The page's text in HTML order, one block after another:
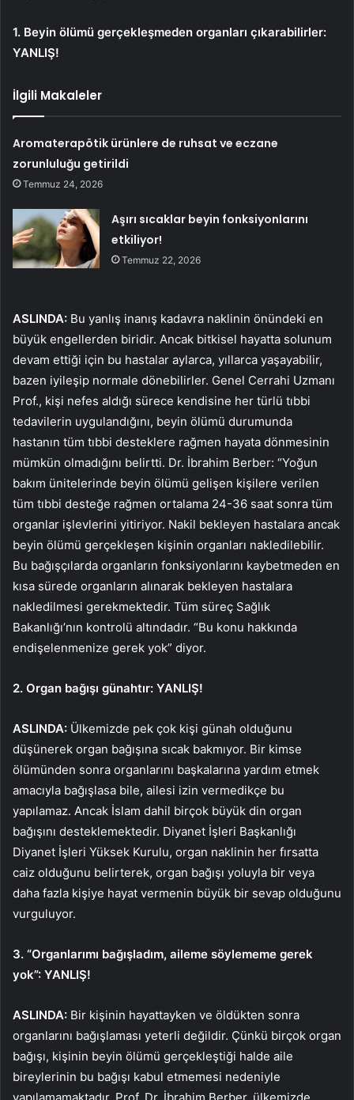
1. Beyin ölümü gerçekleşmeden organları çıkarabilirler:
YANLIŞ!
İlgili Makaleler
Aromaterapötik ürünlere de ruhsat ve eczane
zorunluluğu getirildi
Temmuz 24, 2026
Aşırı sıcaklar beyin fonksiyonlarını
etkiliyor!
Temmuz 22, 2026
ASLINDA: Bu yanlış inanış kadavra naklinin önündeki en
büyük engellerden biridir. Ancak bitkisel hayatta solunum
devam ettiği için bu hastalar aylarca, yıllarca yaşayabilir,
bazen iyileşip normale dönebilirler. Genel Cerrahi Uzmanı
Prof., kişi nefes aldığı sürece kendisine her türlü tıbbi
tedavilerin uygulandığını, beyin ölümü durumunda
hastanın tüm tıbbi desteklere rağmen hayata dönmesinin
mümkün olmadığını belirtti. Dr. İbrahim Berber: “Yoğun
bakım ünitelerinde beyin ölümü gelişen kişilere verilen
tüm tıbbi desteğe rağmen ortalama 24-36 saat sonra tüm
organlar işlevlerini yitiriyor. Nakil bekleyen hastalara ancak
beyin ölümü gerçekleşen kişinin organları nakledilebilir.
Bu bağışçılarda organların fonksiyonlarını kaybetmeden en
kısa sürede organların alınarak bekleyen hastalara
nakledilmesi gerekmektedir. Tüm süreç Sağlık
Bakanlığı’nın kontrolü altındadır. “Bu konu hakkında
endişelenmenize gerek yok” diyor.
2. Organ bağışı günahtır: YANLIŞ!
ASLINDA: Ülkemizde pek çok kişi günah olduğunu
düşünerek organ bağışına sıcak bakmıyor. Bir kimse
ölümünden sonra organlarını başkalarına yardım etmek
amacıyla bağışlasa bile, ailesi izin vermedikçe bu
yapılamaz. Ancak İslam dahil birçok büyük din organ
bağışını desteklemektedir. Diyanet İşleri Başkanlığı
Diyanet İşleri Yüksek Kurulu, organ naklinin her fırsatta
caiz olduğunu belirterek, organ bağışı yoluyla bir veya
daha fazla kişiye hayat vermenin büyük bir sevap olduğunu
vurguluyor.
3. “Organlarımı bağışladım, aileme söylememe gerek
yok”: YANLIŞ!
ASLINDA: Bir kişinin hayattayken ve öldükten sonra
organlarını bağışlaması yeterli değildir. Çünkü birçok organ
bağışı, kişinin beyin ölümü gerçekleştiği halde aile
bireylerinin bu bağışı kabul etmemesi nedeniyle
yapılamamaktadır. Prof. Dr. İbrahim Berber, ülkemizde